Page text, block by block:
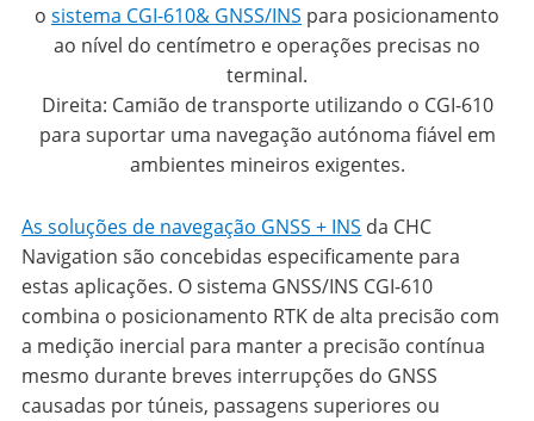
o sistema CGI-610& GNSS/INS para posicionamento
ao nível do centímetro e operações precisas no
terminal.
Direita: Camião de transporte utilizando o CGI-610
para suportar uma navegação autónoma fiável em
ambientes mineiros exigentes.
As soluções de navegação GNSS + INS da CHC
Navigation são concebidas especificamente para
estas aplicações. O sistema GNSS/INS CGI-610
combina o posicionamento RTK de alta precisão com
a medição inercial para manter a precisão contínua
mesmo durante breves interrupções do GNSS
causadas por túneis, passagens superiores ou